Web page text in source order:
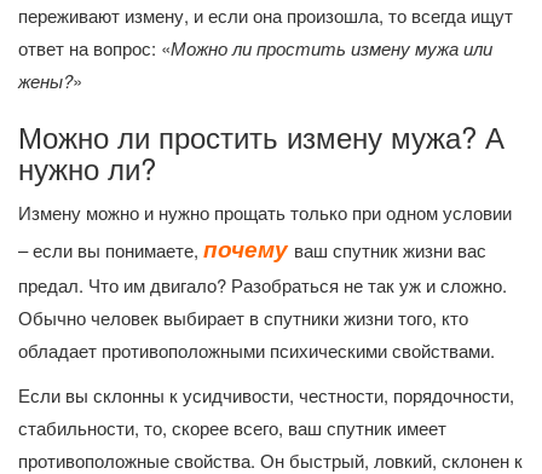
переживают измену, и если она произошла, то всегда ищут
ответ на вопрос: «Можно ли простить измену мужа или
жены?»
Можно ли простить измену мужа? А
нужно ли?
Измену можно и нужно прощать только при одном условии
– если вы понимаете, почему ваш спутник жизни вас
предал. Что им двигало? Разобраться не так уж и сложно.
Обычно человек выбирает в спутники жизни того, кто
обладает противоположными психическими свойствами.
Если вы склонны к усидчивости, честности, порядочности,
стабильности, то, скорее всего, ваш спутник имеет
противоположные свойства. Он быстрый, ловкий, склонен к